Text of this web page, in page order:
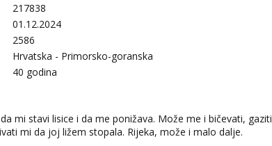
217838
01.12.2024
2586
Hrvatska - Primorsko-goranska
40 godina
mi stavi lisice i da me ponižava. Može me i bičevati, gaziti
mi da joj ližem stopala. Rijeka, može i malo dalje.